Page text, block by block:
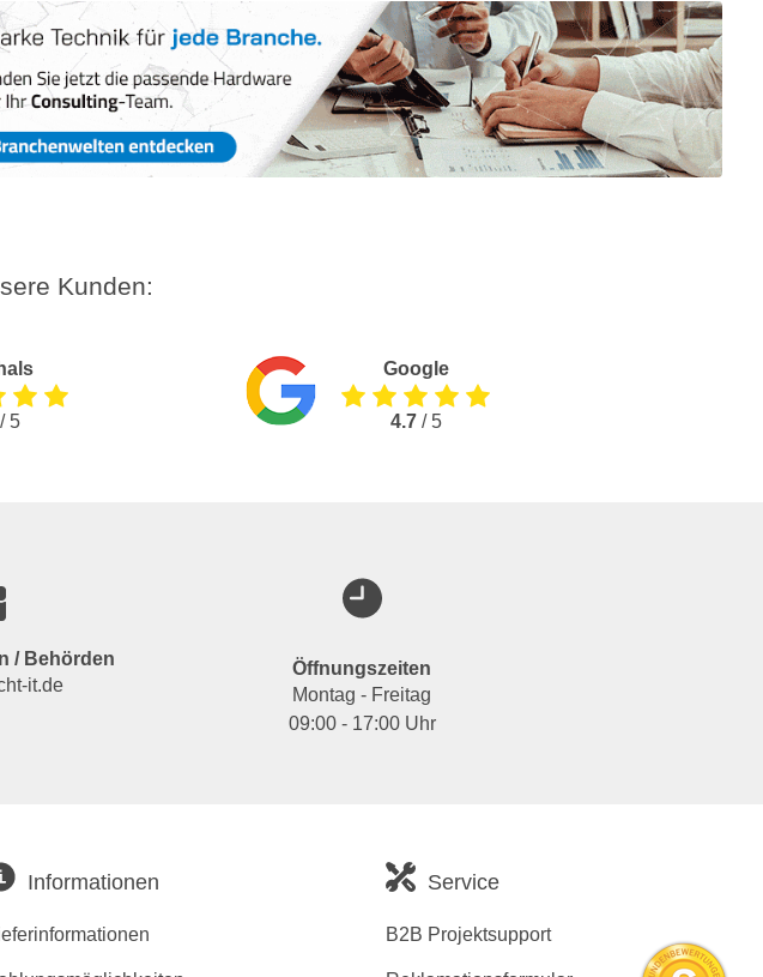
Kunden:
5
Google
4.7/ 5
/ Behörden
it.de
Öffnungszeiten
Montag - Freitag
09:00 - 17:00 Uhr
Informationen Service
B2B Projektsupport